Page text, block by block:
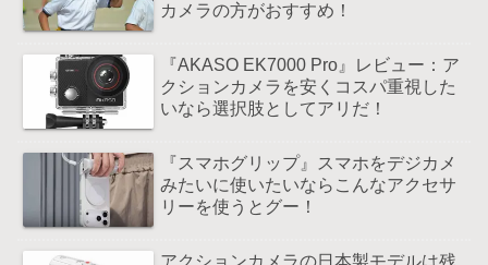
カメラの方がおすすめ！
『AKASO EK7000 Pro』レビュー：ア
クションカメラを安くコスパ重視した
いなら選択肢としてアリだ！
『スマホグリップ』スマホをデジカメ
みたいに使いたいならこんなアクセサ
リーを使うとグー！
アクションカメラの日本製モデルは残